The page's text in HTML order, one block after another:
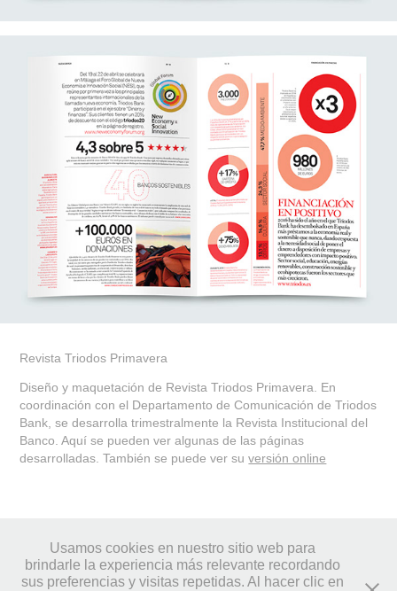
Revista Triodos Primavera
Diseño y maquetación de Revista Triodos Primavera. En
coordinación con el Departamento de Comunicación de Triodos
Bank, se desarrolla trimestralmente la Revista Institucional del
Banco. Aquí se pueden ver algunas de las páginas
desarrolladas. También se puede ver su versión online
Usamos cookies en nuestro sitio web para
brindarle la experiencia más relevante recordando
sus preferencias y visitas repetidas. Al hacer clic en